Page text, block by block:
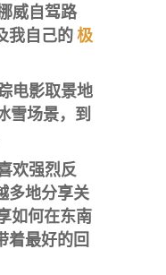
威自驾路
我自己的极
电影取景地
场景，到
欢强烈反
多地分享关
如何在东南
着最好的回